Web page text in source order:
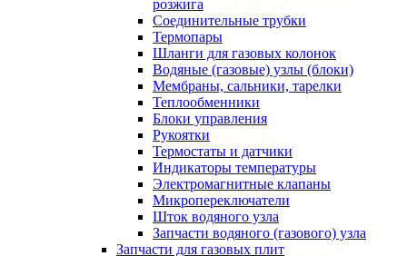
розжига
Соединительные трубки
Термопары
Шланги для газовых колонок
Водяные (газовые) узлы (блоки)
Мембраны, сальники, тарелки
Теплообменники
Блоки управления
Рукоятки
Термостаты и датчики
Индикаторы температуры
Электромагнитные клапаны
Микропереключатели
Шток водяного узла
Запчасти водяного (газового) узла
Запчасти для газовых плит